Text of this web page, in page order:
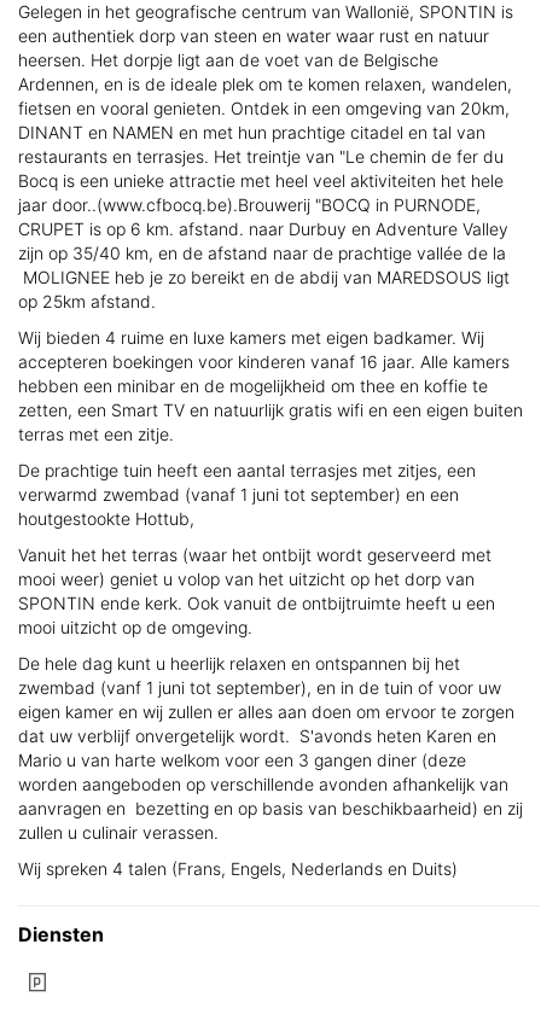
Gelegen in het geografische centrum van Wallonië, SPONTIN is
een authentiek dorp van steen en water waar rust en natuur
heersen. Het dorpje ligt aan de voet van de Belgische
Ardennen, en is de ideale plek om te komen relaxen, wandelen,
fietsen en vooral genieten. Ontdek in een omgeving van 20km,
DINANT en NAMEN en met hun prachtige citadel en tal van
restaurants en terrasjes. Het treintje van "Le chemin de fer du
Bocq is een unieke attractie met heel veel aktiviteiten het hele
jaar door..(www.cfbocq.be).Brouwerij "BOCQ in PURNODE,
CRUPET is op 6 km. afstand. naar Durbuy en Adventure Valley
zijn op 35/40 km, en de afstand naar de prachtige vallée de la
MOLIGNEE heb je zo bereikt en de abdij van MAREDSOUS ligt
op 25km afstand.
Wij bieden 4 ruime en luxe kamers met eigen badkamer. Wij
accepteren boekingen voor kinderen vanaf 16 jaar. Alle kamers
hebben een minibar en de mogelijkheid om thee en koffie te
zetten, een Smart TV en natuurlijk gratis wifi en een eigen buiten
terras met een zitje.
De prachtige tuin heeft een aantal terrasjes met zitjes, een
verwarmd zwembad (vanaf 1 juni tot september) en een
houtgestookte Hottub,
Vanuit het het terras (waar het ontbijt wordt geserveerd met
mooi weer) geniet u volop van het uitzicht op het dorp van
SPONTIN ende kerk. Ook vanuit de ontbijtruimte heeft u een
mooi uitzicht op de omgeving.
De hele dag kunt u heerlijk relaxen en ontspannen bij het
zwembad (vanf 1 juni tot september), en in de tuin of voor uw
eigen kamer en wij zullen er alles aan doen om ervoor te zorgen
dat uw verblijf onvergetelijk wordt. S'avonds heten Karen en
Mario u van harte welkom voor een 3 gangen diner (deze
worden aangeboden op verschillende avonden afhankelijk van
aanvragen en bezetting en op basis van beschikbaarheid) en zij
zullen u culinair verassen.
Wij spreken 4 talen (Frans, Engels, Nederlands en Duits)
Diensten